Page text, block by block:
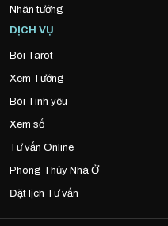
Nhân tướng
DỊCH VỤ
Bói Tarot
Xem Tướng
Bói Tình yêu
Xem số
Tư vấn Online
Phong Thủy Nhà Ở
Đặt lịch Tư vấn